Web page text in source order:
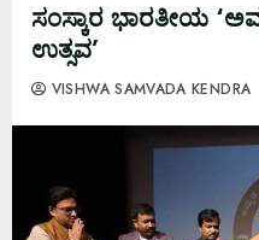
ಸಂಸ್ಕಾರ ಭಾರತೀಯ
ಉತ್ಸವ’
VISHWA SAMVADA KENDRA